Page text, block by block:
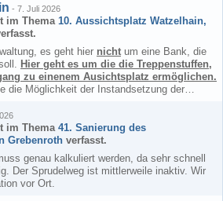
- 7. Juli 2026
im Thema 10. Aussichtsplatz Watzelhain,
es geht hier nicht um eine Bank, die
Hier geht es um die die Treppenstuffen,
zu einenem Ausichtsplatz ermöglichen.
die Möglichkeit der Instandsetzung der…
im Thema 41. Sanierung des
Grebenroth verfasst.
genau kalkuliert werden, da sehr schnell
Der Sprudelweg ist mittlerweile inaktiv. Wir
vor Ort.